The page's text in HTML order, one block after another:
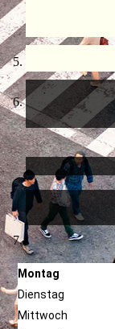
Montag
Dienstag
Mittwoch